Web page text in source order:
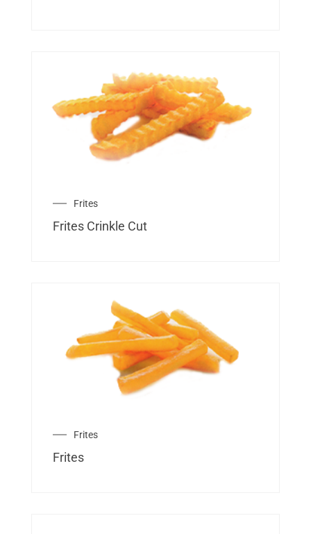
Frites
Frites Crinkle Cut
Frites
Frites